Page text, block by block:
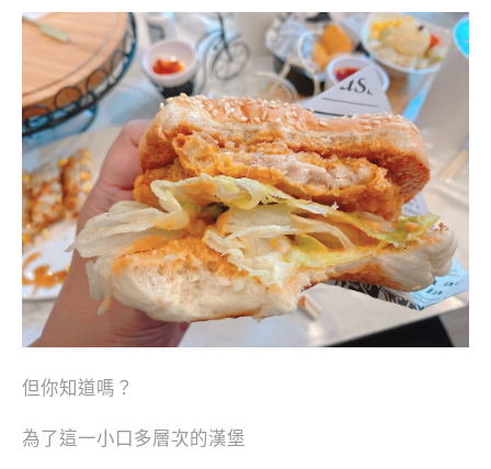
但你知道嗎？
為了這一小口多層次的漢堡